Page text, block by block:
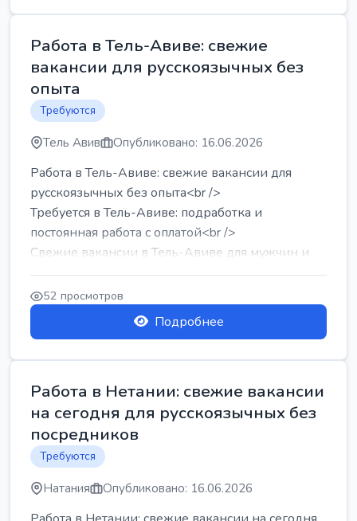
Работа в Тель-Авиве: свежие
вакансии для русскоязычных без
опыта
Требуются
Тель Авив Опубликовано: 16.06.2026
Работа в Тель-Авиве: свежие вакансии для
русскоязычных без опыта<br />
Требуется в Тель-Авиве: подработка и
постоянная работа с оплатой<br />
Свежие вакансии в Тель-Авиве для мужчин и
женщин от хозя...
52 просмотров
Подробнее
Работа в Нетании: свежие вакансии
на сегодня для русскоязычных без
посредников
Требуются
Натания Опубликовано: 16.06.2026